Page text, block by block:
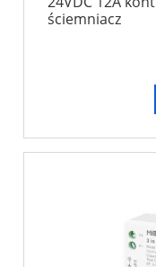
ściemniacz